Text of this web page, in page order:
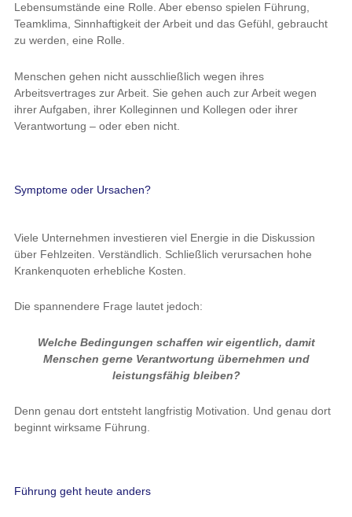
Lebensumstände eine Rolle. Aber ebenso spielen Führung,
Teamklima, Sinnhaftigkeit der Arbeit und das Gefühl, gebraucht
zu werden, eine Rolle.
Menschen gehen nicht ausschließlich wegen ihres
Arbeitsvertrages zur Arbeit. Sie gehen auch zur Arbeit wegen
ihrer Aufgaben, ihrer Kolleginnen und Kollegen oder ihrer
Verantwortung – oder eben nicht.
Symptome oder Ursachen?
Viele Unternehmen investieren viel Energie in die Diskussion
über Fehlzeiten. Verständlich. Schließlich verursachen hohe
Krankenquoten erhebliche Kosten.
Die spannendere Frage lautet jedoch:
Welche Bedingungen schaffen wir eigentlich, damit
Menschen gerne Verantwortung übernehmen und
leistungsfähig bleiben?
Denn genau dort entsteht langfristig Motivation. Und genau dort
beginnt wirksame Führung.
Führung geht heute anders